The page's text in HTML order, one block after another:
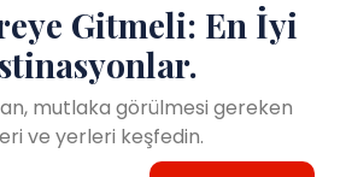
Gitmeli: En İyi
mutlaka görülmesi gereken
ve yerleri keşfedin.